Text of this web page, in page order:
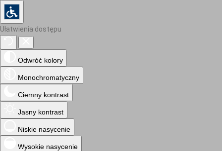
Ułatwienia dostępu
Odwróć kolory
Monochromatyczny
Ciemny kontrast
Jasny kontrast
Niskie nasycenie
Wysokie nasycenie